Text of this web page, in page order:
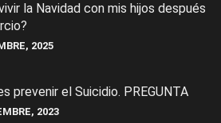
la Navidad con mis hijos después
2025
prevenir el Suicidio. PREGUNTA
2023